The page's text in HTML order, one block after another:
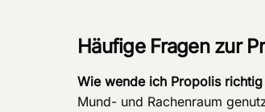
Häufige Fragen zur
Wie wende ich Propolis richtig
Mund- und Rachenraum